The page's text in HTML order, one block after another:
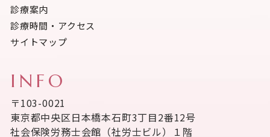
診療案内
診療時間・アクセス
サイトマップ
INFO
〒103-0021
東京都中央区日本橋本石町3丁目2番12号
社会保険労務士会館（社労士ビル）１階